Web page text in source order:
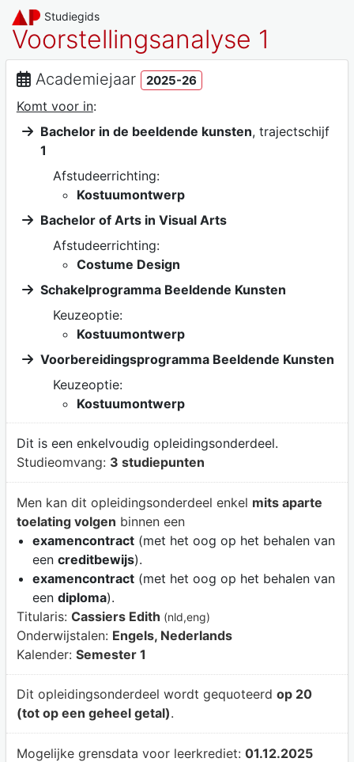
Studiegids
Voorstellingsanalyse 1
Academiejaar 2025-26
Komt voor in:
Bachelor in de beeldende kunsten, trajectschijf
1
Afstudeerrichting:
Kostuumontwerp
Bachelor of Arts in Visual Arts
Afstudeerrichting:
Costume Design
Schakelprogramma Beeldende Kunsten
Keuzeoptie:
Kostuumontwerp
Voorbereidingsprogramma Beeldende Kunsten
Keuzeoptie:
Kostuumontwerp
Dit is een enkelvoudig opleidingsonderdeel.
Studieomvang: 3 studiepunten
Men kan dit opleidingsonderdeel enkel mits aparte
toelating volgen binnen een
examencontract(met het oog op het behalen van
een creditbewijs).
examencontract(met het oog op het behalen van
een diploma).
Titularis: Cassiers Edith (nld,eng)
Onderwijstalen: Engels, Nederlands
Kalender: Semester 1
Dit opleidingsonderdeel wordt gequoteerd op 20
(tot op een geheel getal).
Mogelijke grensdata voor leerkrediet: 01.12.2025